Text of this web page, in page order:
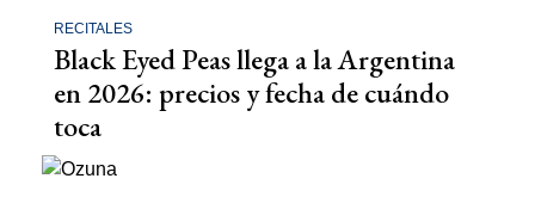
RECITALES
Black Eyed Peas llega a la Argentina
en 2026: precios y fecha de cuándo
toca